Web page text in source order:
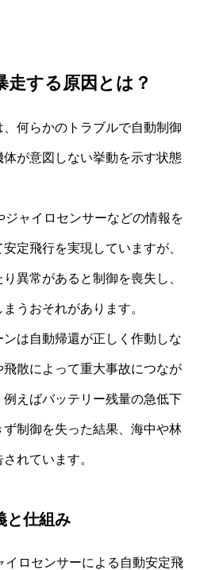
走する原因とは？
、何らかのトラブルで自動制御
が意図しない挙動を示す状態
ジャイロセンサーなどの情報を
定飛行を実現していますが、
異常があると制御を喪失し、
うおそれがあります。
は自動帰還が正しく作動しな
散によって重大事故につなが
えばバッテリー残量の急低下
制御を失った結果、海中や林
れています。
と仕組み
イロセンサーによる自動安定飛